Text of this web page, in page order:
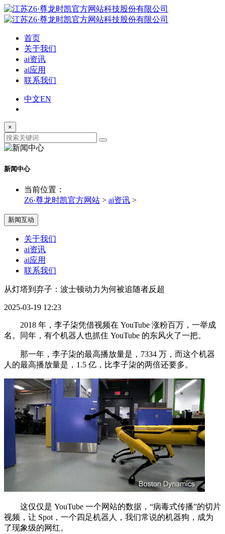
首页
关于我们
ai资讯
ai应用
联系我们
中文EN
×
新闻中心
当前位置：
Z6·尊龙时凯官方网站 > ai资讯 >
新闻互动
关于我们
ai资讯
ai应用
联系我们
从灯塔到弃子：波士顿动力为何被追随者反超
2025-03-19 12:23
2018 年，李子柒凭借视频在 YouTube 涨粉百万，一举成
名。同年，有个机器人也抓住 YouTube 的东风火了一把。
那一年，李子柒的最高播放量是，7334 万，而这个机器
人的最高播放量是，1.5 亿，比李子柒的两倍还要多。
这仅仅是 YouTube 一个网站的数据，“病毒式传播”的切片
视频，让 Spot，一个四足机器人，我们常说的机器狗，成为
了现象级的网红。